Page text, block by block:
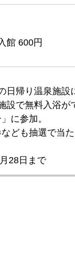
館 600円
日帰り温泉施設
設で無料入浴が
に参加。
ども抽選で当
28日まで